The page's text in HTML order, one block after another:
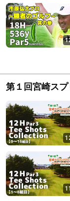
第１回宮崎ス